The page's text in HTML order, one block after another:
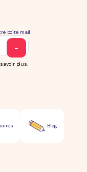
boite mail
plus.
Blog